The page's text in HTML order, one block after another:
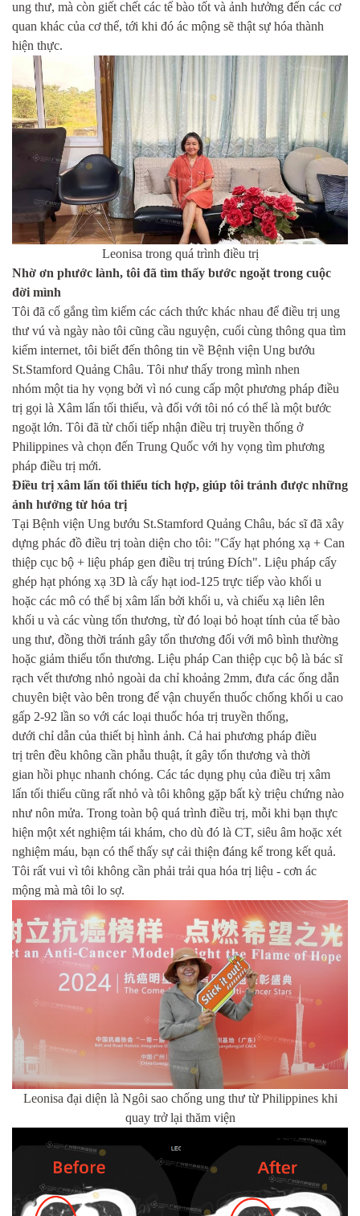
ung thư, mà còn giết chết các tế bào tốt và ảnh hưởng đến các cơ
quan khác của cơ thể, tới khi đó ác mộng sẽ thật sự hóa thành
hiện thực.
Leonisa trong quá trình điều trị
Nhờ ơn phước lành, tôi đã tìm thấy bước ngoặt trong cuộc
đời mình
Tôi đã cố gắng tìm kiếm các cách thức khác nhau để điều trị ung
thư vú và ngày nào tôi cũng cầu nguyện, cuối cùng thông qua tìm
kiếm internet, tôi biết đến thông tin về Bệnh viện Ung bướu
St.Stamford Quảng Châu. Tôi như thấy trong mình nhen
nhóm một tia hy vọng bởi vì nó cung cấp một phương pháp điều
trị gọi là Xâm lấn tối thiểu, và đối với tôi nó có thể là một bước
ngoặt lớn. Tôi đã từ chối tiếp nhận điều trị truyền thống ở
Philippines và chọn đến Trung Quốc với hy vọng tìm phương
pháp điều trị mới.
Điều trị xâm lấn tối thiểu tích hợp, giúp tôi tránh được những
ảnh hưởng từ hóa trị
Tại Bệnh viện Ung bướu St.Stamford Quảng Châu, bác sĩ đã xây
dựng phác đồ điều trị toàn diện cho tôi: "Cấy hạt phóng xạ + Can
thiệp cục bộ + liệu pháp gen điều trị trúng Đích". Liệu pháp cấy
ghép hạt phóng xạ 3D là cấy hạt iod-125 trực tiếp vào khối u
hoặc các mô có thể bị xâm lấn bởi khối u, và chiếu xạ liên lên
khối u và các vùng tổn thương, từ đó loại bỏ hoạt tính của tế bào
ung thư, đồng thời tránh gây tổn thương đối với mô bình thường
hoặc giảm thiểu tổn thương. Liệu pháp Can thiệp cục bộ là bác sĩ
rạch vết thương nhỏ ngoài da chỉ khoảng 2mm, đưa các ống dẫn
chuyên biệt vào bên trong để vận chuyển thuốc chống khối u cao
gấp 2-92 lần so với các loại thuốc hóa trị truyền thống,
dưới chỉ dẫn của thiết bị hình ảnh. Cả hai phương pháp điều
trị trên đều không cần phẫu thuật, ít gây tổn thương và thời
gian hồi phục nhanh chóng. Các tác dụng phụ của điều trị xâm
lấn tối thiểu cũng rất nhỏ và tôi không gặp bất kỳ triệu chứng nào
như nôn mửa. Trong toàn bộ quá trình điều trị, mỗi khi bạn thực
hiện một xét nghiệm tái khám, cho dù đó là CT, siêu âm hoặc xét
nghiệm máu, bạn có thể thấy sự cải thiện đáng kể trong kết quả.
Tôi rất vui vì tôi không cần phải trải qua hóa trị liệu - cơn ác
mộng mà mà tôi lo sợ.
Leonisa đại diện là Ngôi sao chống ung thư từ Philippines khi
quay trở lại thăm viện